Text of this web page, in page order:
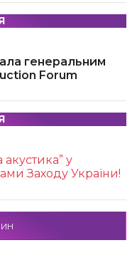
генеральним
Forum
у
Заходу України!